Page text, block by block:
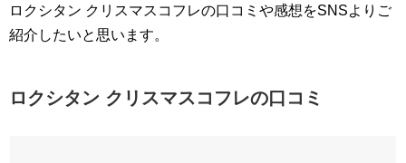
ロクシタン クリスマスコフレの口コミや感想をSNSよりご
紹介したいと思います。
ロクシタン クリスマスコフレの口コミ